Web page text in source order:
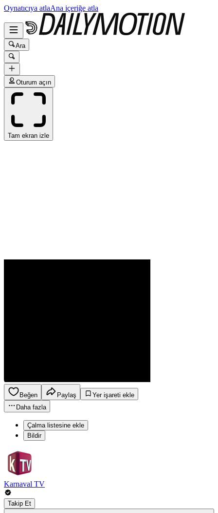
Oynatıcıya atlaAna içeriğe atla
Ara
Oturum açın
Tam ekran izle
Beğen Paylaş
Yer işareti ekle
Daha fazla
Çalma listesine ekle
Bildir
Karnaval TV
Takip Et